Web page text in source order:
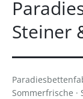
Steiner
Sommerfrische ·